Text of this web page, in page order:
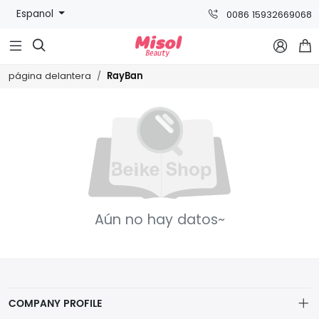
Espanol 0086 15932669068
  
página delantera RayBan
Aún no hay datos~
COMPANY PROFILE